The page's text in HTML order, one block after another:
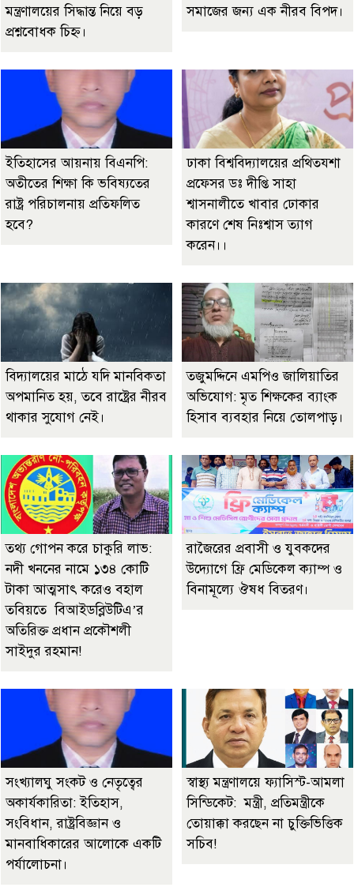
মন্ত্রণালয়ের সিদ্ধান্ত নিয়ে বড়
প্রশ্নবোধক চিহ্ন।
সমাজের জন্য এক নীরব বিপদ।
ইতিহাসের আয়নায় বিএনপি:
অতীতের শিক্ষা কি ভবিষ্যতের
রাষ্ট্র পরিচালনায় প্রতিফলিত
হবে?
ঢাকা বিশ্ববিদ্যালয়ের প্রথিতযশা
প্রফেসর ডঃ দীপ্তি সাহা
শ্বাসনালীতে খাবার ঢোকার
কারণে শেষ নিঃশ্বাস ত্যাগ
করেন।।
বিদ্যালয়ের মাঠে যদি মানবিকতা
অপমানিত হয়, তবে রাষ্ট্রের নীরব
থাকার সুযোগ নেই।
তজুমদ্দিনে এমপিও জালিয়াতির
অভিযোগ: মৃত শিক্ষকের ব্যাংক
হিসাব ব্যবহার নিয়ে তোলপাড়।
তথ্য গোপন করে চাকুরি লাভ:
নদী খননের নামে ১৩৪ কোটি
টাকা আত্মসাৎ করেও বহাল
তবিয়তে বিআইডব্লিউটিএ’র
অতিরিক্ত প্রধান প্রকৌশলী
সাইদুর রহমান!
রাজৈরের‌ প্রবাসী ও যুবকদের
উদ্যোগে ফ্রি মেডিকেল ক্যাম্প ও
বিনামূল্যে ঔষধ বিতরণ।
সংখ্যালঘু সংকট ও নেতৃত্বের
অকার্যকারিতা: ইতিহাস,
সংবিধান, রাষ্ট্রবিজ্ঞান ও
মানবাধিকারের আলোকে একটি
পর্যালোচনা।
স্বাস্থ্য মন্ত্রণালয়ে ফ্যাসিস্ট-আমলা
সিন্ডিকেট: মন্ত্রী, প্রতিমন্ত্রীকে
তোয়াক্কা করছেন না চুক্তিভিত্তিক
সচিব!